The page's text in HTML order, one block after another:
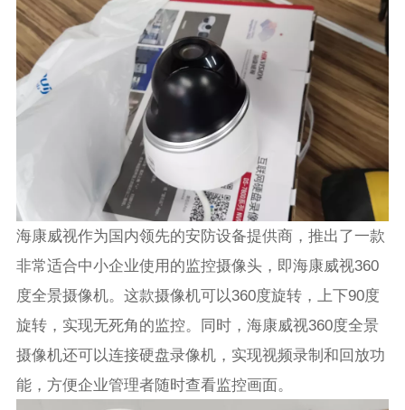
海康威视作为国内领先的安防设备提供商，推出了一款
非常适合中小企业使用的监控摄像头，即海康威视360
度全景摄像机。这款摄像机可以360度旋转，上下90度
旋转，实现无死角的监控。同时，海康威视360度全景
摄像机还可以连接硬盘录像机，实现视频录制和回放功
能，方便企业管理者随时查看监控画面。